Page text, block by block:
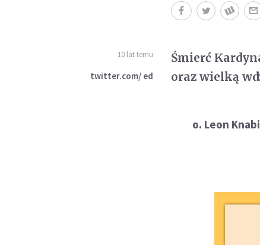
10 lat temu
twitter.com/ ed
Śmierć
oraz wielką
o. Leon